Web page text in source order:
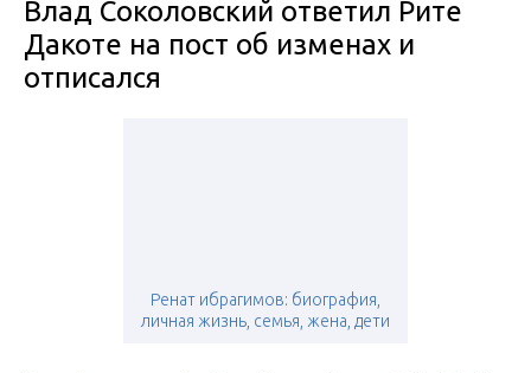
Влад Соколовский ответил Рите
Дакоте на пост об изменах и
отписался
Ренат ибрагимов: биография,
личная жизнь, семья, жена, дети